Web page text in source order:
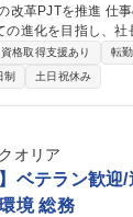
の内容 グローバル・エンター
の進化を目指し、
断での改革プロジ
リード頂きます。 【業務詳
■海外パートナーと
能充実化・業務整
務■グローバルHQ
北米、欧州、アジ
築■グローバルでの
バル戦略企画】☆プロ
社横断の改革PJTを
資格取得支援あり 転勤
制 土日祝休み
オリア
ベテラン歓
境 総務